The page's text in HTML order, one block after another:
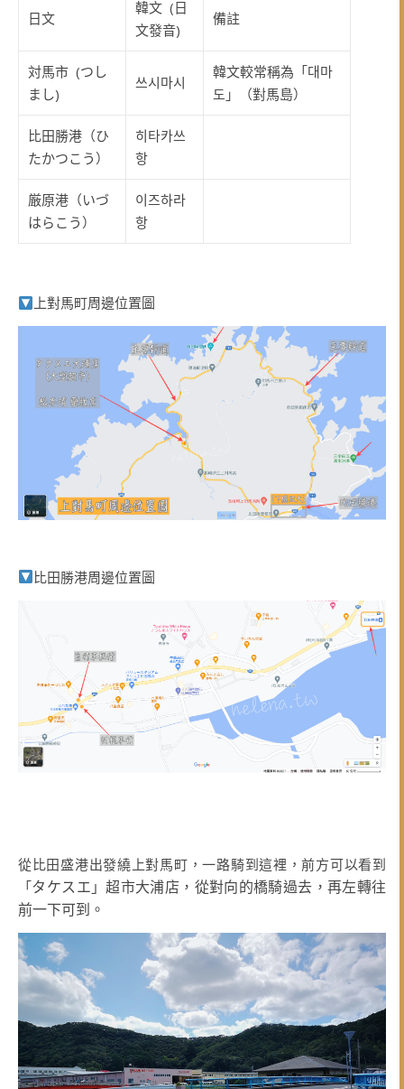
日文
韓文 (日
文發音)
備註
対馬市 (つし
まし)
쓰시마시
韓文較常稱為「대마
도」（對馬島）
比田勝港（ひ
たかつこう）
히타카쓰
항
厳原港（いづ
はらこう）
이즈하라
항
上對馬町周邊位置圖
比田勝港周邊位置圖
從比田盛港出發繞上對馬町，一路騎到這裡，前方可以看到
「タケスエ」超市大浦店，從對向的橋騎過去，再左轉往
前一下可到。